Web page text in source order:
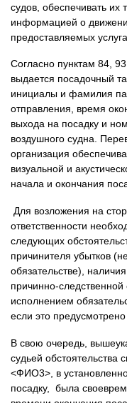
судов, обеспечивать их
информацией о
предоставляемых
Согласно пунктам 84,
выдается посадочный
инициалы и фамилия
отправления, время
выхода на посадку и
воздушного судна.
организация
визуальной и
начала и окончания
Для возложения на
ответственности
следующих
причинителя убытков
обязательстве),
причинно-
исполнением
если это
В свою очередь,
судьей обстоятельства
<ФИО3>, в
посадку, была